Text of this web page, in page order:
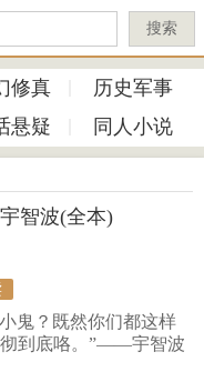
搜索
修真
历史军事
悬疑 同人小说
智波(全本)
鬼？既然你们都这样
到底咯。”——宇智波